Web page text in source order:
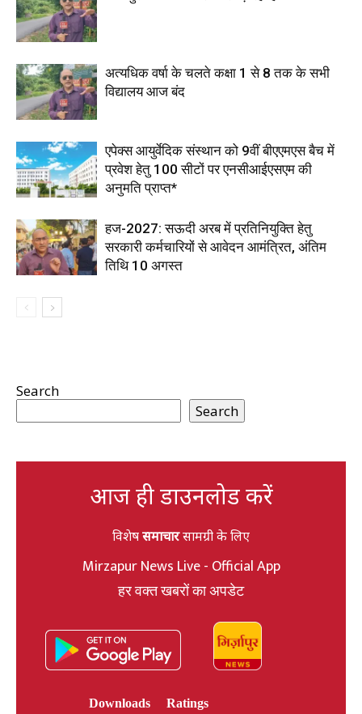
अत्यधिक वर्षा के चलते कक्षा 1 से 8 तक के सभी
विद्यालय आज बंद
एपेक्स आयुर्वेदिक संस्थान को 9वीं बीएएमएस बैच में
प्रवेश हेतु 100 सीटों पर एनसीआईएसएम की
अनुमति प्राप्त*
हज-2027: सऊदी अरब में प्रतिनियुक्ति हेतु
सरकारी कर्मचारियों से आवेदन आमंत्रित, अंतिम
तिथि 10 अगस्त
Search
Search
आज ही डाउनलोड करें
विशेषसमाचारसामग्री के लिए
Mirzapur News Live - Official App
हर वक्त खबरों का अपडेट
Downloads
Ratings